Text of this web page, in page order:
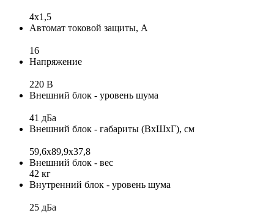
4х1,5
Автомат токовой защиты, А
16
Напряжение
220 В
Внешний блок - уровень шума
41 дБа
Внешний блок - габариты (ВхШхГ), см
59,6х89,9х37,8
Внешний блок - вес
42 кг
Внутренний блок - уровень шума
25 дБа